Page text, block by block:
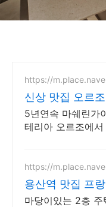
https://
신상 맛집 오르
5년연속 마쉐린가
테리아 오르조에서
https://
용산역 맛집 프
마당이있는 2층 주